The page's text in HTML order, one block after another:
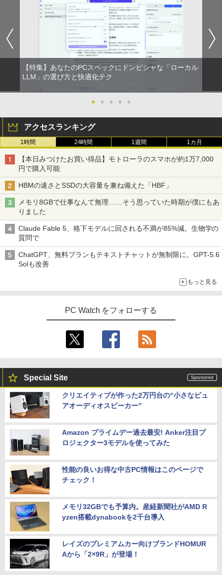
￥10,970
【特集】あなたのPCスペックにドンピシャな「ローカル
LLM」の選び方と快適化テク
● ● ● ● ●
アクセスランキング
1時間 24時間 1週間 1カ月
【本日みつけたお買い得品】モトローラのスマホが約1万7,000
円で購入可能
HBMの速さとSSDの大容量を兼ね備えた「HBF」
メモリ8GBで仕事なんて無理……そう思っていた時期が僕にもあ
りました
Claude Fable 5、格下モデルに回される不満が85%減。生物学の
質問で
ChatGPT、無料プランもテキストチャットが無制限に。GPT-5.6
Solも改善
もっと見る
PC Watch をフォローする
Special Site
クリエイティブが作った2万円台の“小さなピュ
アオーディオスピーカー”
Amazon プライムデー過去最安! Anker注目プ
ロジェクター3モデルを使ってみた
性能の良いお得な中古PC情報はこのページで
チェック！
メモリ32GBでも予算内。産経新聞社がAMD R
yzen搭載dynabookを2千台導入
レイズのプレミアムカー向けブランドHOMUR
Aから「2×9R」が登場！